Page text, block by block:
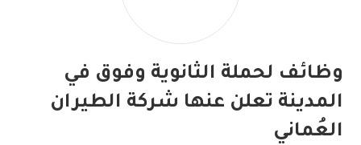
وظائف لحملة الثانوية وفوق في
المدينة تعلن عنها شركة الطيران
العُماني